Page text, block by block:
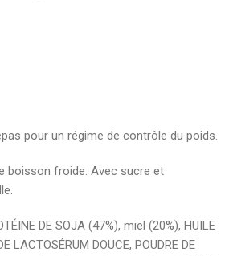
pour un régime de contrôle du poids.
boisson froide. Avec sucre et
DE SOJA (47%), miel (20%), HUILE
LACTOSÉRUM DOUCE, POUDRE DE